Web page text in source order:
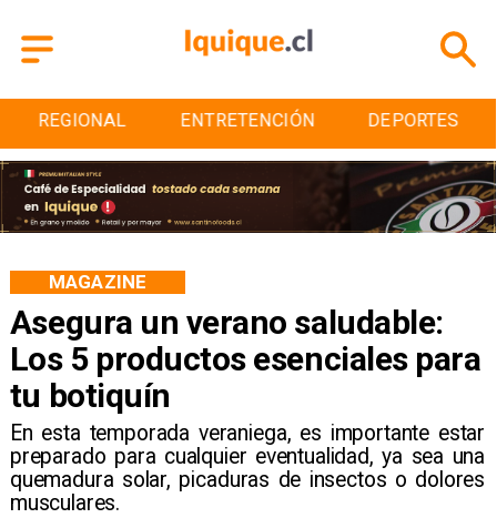
ENTRETENCIÓN DEPORTES CULTURA
Asegura un verano saludable:
Los 5 productos esenciales para
tu botiquín
En esta temporada veraniega, es importante estar
preparado para cualquier eventualidad, ya sea una
quemadura solar, picaduras de insectos o dolores
musculares.
MAGAZINE